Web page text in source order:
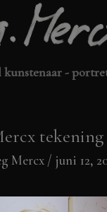
kunstenaar -
tekening
Mercx / juni 12,